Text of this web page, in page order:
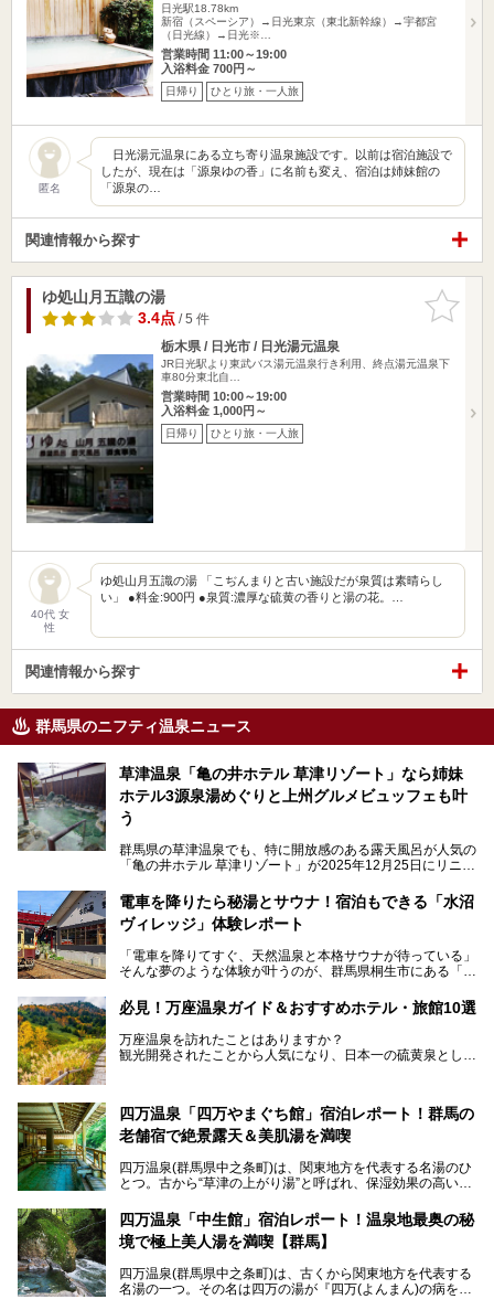
日光駅18.78km
新宿（スペーシア）→日光東京（東北新幹線）→宇都宮
（日光線）→日光※…
営業時間 11:00～19:00
入浴料金 700円～
日帰り ひとり旅・一人旅
匿名
日光湯元温泉にある立ち寄り温泉施設です。以前は宿泊施設で
したが、現在は「源泉ゆの香」に名前も変え、宿泊は姉妹館の
「源泉の…
関連情報から探す
お気に入
りに追加
ゆ処山月五識の湯
3.4点/ 5 件
栃木県 / 日光市 / 日光湯元温泉
JR日光駅より東武バス湯元温泉行き利用、終点湯元温泉下
車80分東北自…
営業時間 10:00～19:00
入浴料金 1,000円～
日帰り ひとり旅・一人旅
40代 女
性
ゆ処山月五識の湯 「こぢんまりと古い施設だが泉質は素晴らし
い」 ●料金:900円 ●泉質:濃厚な硫黄の香りと湯の花。…
関連情報から探す
群馬県のニフティ温泉ニュース
草津温泉「亀の井ホテル 草津リゾート」なら姉妹
ホテル3源泉湯めぐりと上州グルメビュッフェも叶
う
群馬県の草津温泉でも、特に開放感のある露天風呂が人気の
「亀の井ホテル 草津リゾート」が2025年12月25日にリニュ
ロビーや客室が綺麗になって、上州グルメにこだわったビュ
ッフェも人気！アクセスはシャトルバスで楽々、さらに草津
温泉にある姉妹ホテルの「草津温泉 大東舘」「亀の井ホテ
今回はそんな「亀の井ホテル 草津リゾート」を徹底レポー
───
提供元：アイコニア・ホスピタリティ株式会社【PR】
この記事は亀の井ホテル 草津リゾートのPR記事です。
電車を降りたら秘湯とサウナ！宿泊もできる「水沼
ヴィレッジ」体験レポート
「電車を降りてすぐ、天然温泉と本格サウナが待っている」
そんな夢のような体験が叶うのが、群馬県桐生市にある「駅
日帰り温泉の「水沼の湯」と宿泊もできる「サウナの森」、
２つのエリアがあります。
今回は、その中でも特にユニークな駅直結の「水沼の湯」の
魅力に焦点を当て、温泉好き、サウナー、そして電車旅好き
必見！万座温泉ガイド＆おすすめホテル・旅館10選
万座温泉を訪れたことはありますか？
観光開発されたことから人気になり、日本一の硫黄泉として
も多いかもしれません。
そこで筆者である私が実際に行ってみました！万座温泉の楽
しみ方や周辺の観光地を解説します。
また、日帰り入浴できる温泉から混浴可能な温泉まで、おす
すめの入浴施設もご紹介します！
四万温泉「四万やまぐち館」宿泊レポート！群馬の
老舗宿で絶景露天＆美肌湯を満喫
四万温泉(群馬県中之条町)は、関東地方を代表する名湯のひ
とつ。古から“草津の上がり湯”と呼ばれ、保湿効果の高い美
「四万やまぐち館」は、この地を代表する旅館の一つ。日帰
り入浴も可能ですが、やはり宿泊してじっくり楽しむのがベ
肌湯をはじめ、館内の魅力をたっぷりとご紹介します！
四万温泉「中生館」宿泊レポート！温泉地最奥の秘
境で極上美人湯を満喫【群馬】
四万温泉(群馬県中之条町)は、古くから関東地方を代表する
名湯の一つ。その名は四万の湯が『四万(よんまん)の病を癒